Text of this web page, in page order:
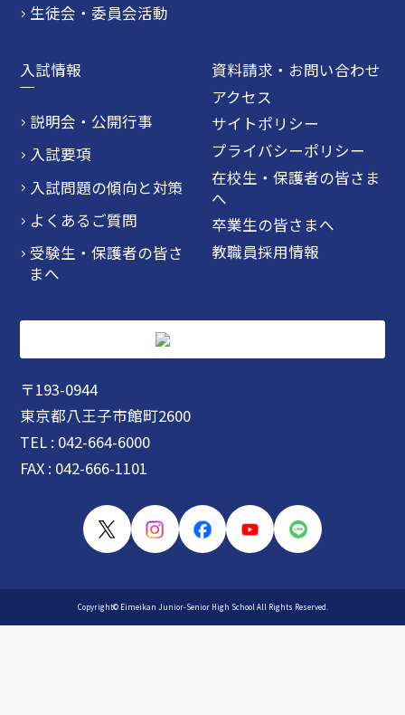
生徒会・委員会活動
入試情報
説明会・公開行事
入試要項
入試問題の傾向と対策
よくあるご質問
受験生・保護者の皆さ
まへ
資料請求・お問い合わせ
アクセス
サイトポリシー
プライバシーポリシー
在校生・保護者の皆さま
へ
卒業生の皆さまへ
教職員採用情報
〒193-0944
東京都八王子市館町2600
TEL : 042-664-6000
FAX : 042-666-1101
Copyright© Eimeikan Junior-Senior High School All Rights Reserved.